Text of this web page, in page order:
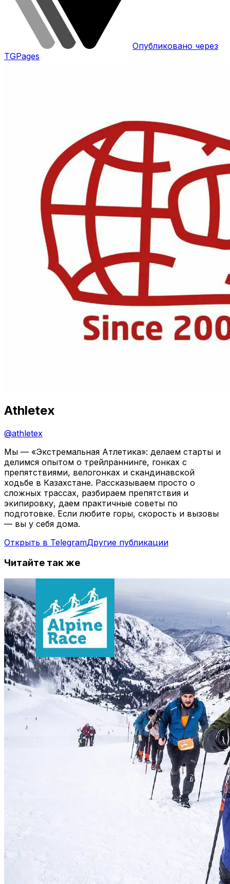
Опубликовано через
TGPages
Athletex
@athletex
Мы — «Экстремальная Атлетика»: делаем старты и
делимся опытом о трейлраннинге, гонках с
препятствиями, велогонках и скандинавской
ходьбе в Казахстане. Рассказываем просто о
сложных трассах, разбираем препятствия и
экипировку, даем практичные советы по
подготовке. Если любите горы, скорость и вызовы
— вы у себя дома.
Открыть в TelegramДругие публикации
Читайте так же